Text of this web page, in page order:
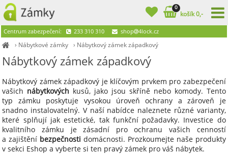
› Nábytkové zámky › Nábytkový zámek západkový
Nábytkový zámek západkový
Nábytkový zámek západkový je klíčovým prvkem pro zabezpečení
vašich nábytkových kusů, jako jsou skříně nebo komody. Tento
typ zámku poskytuje vysokou úroveň ochrany a zároveň je
snadno instalovatelný. V naší nabídce naleznete různé varianty,
které splňují jak estetické, tak funkční požadavky. Investice do
kvalitního zámku je zásadní pro ochranu vašich cenností
a zajištění bezpečnosti domácnosti. Prozkoumejte naše produkty
v sekci Eshop a vyberte si ten pravý zámek pro váš nábytek.
0
košík 0,-
Centrum zabezpečení: 233 310 310 shop 4lock.cz